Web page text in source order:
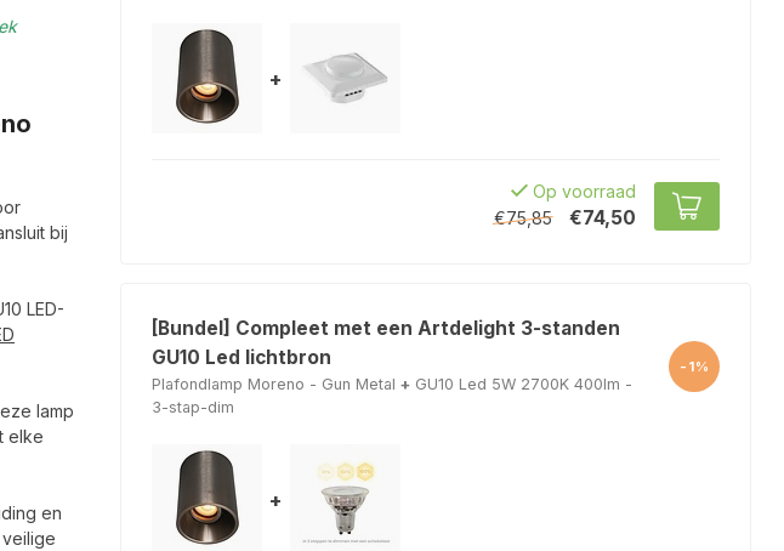
bij
LED-
lamp
elke
en
+
Op voorraad
€75,85
€74,50
[Bundel] Compleet met een Artdelight 3-standen
GU10 Led lichtbron
Plafondlamp Moreno - Gun Metal + GU10 Led 5W 2700K 400lm -
3-stap-dim
-1%
+